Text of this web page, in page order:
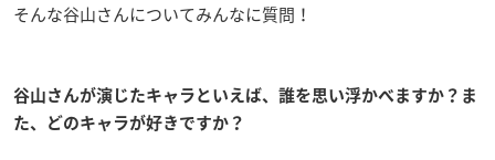
そんな谷山さんについてみんなに質問！
谷山さんが演じたキャラといえば、誰を思い浮かべますか？ま
た、どのキャラが好きですか？